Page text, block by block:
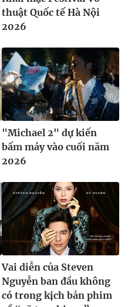
thuật Quốc tế Hà Nội
2026
"Michael 2" dự kiến
bấm máy vào cuối năm
2026
Vai diễn của Steven
Nguyễn ban đầu không
có trong kịch bản phim